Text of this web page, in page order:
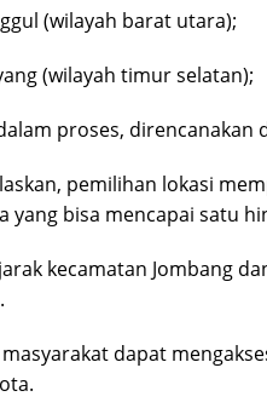
(wilayah barat utara);
(wilayah timur selatan);
proses, direncanakan
pemilihan lokasi
yang bisa mencapai satu
kecamatan Jombang
dapat